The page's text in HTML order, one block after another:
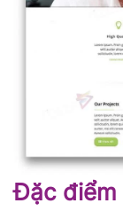
Đặc điểm